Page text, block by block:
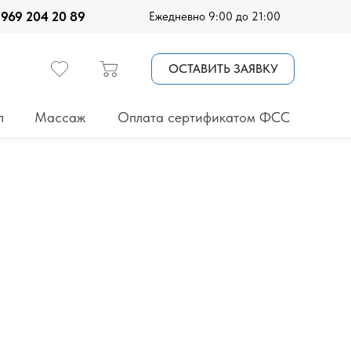
Ежедневно 9:00 до 21:00
204 20 89
Массаж
ОСТАВИТЬ ЗАЯВКУ
Оплата сертификатом ФСС